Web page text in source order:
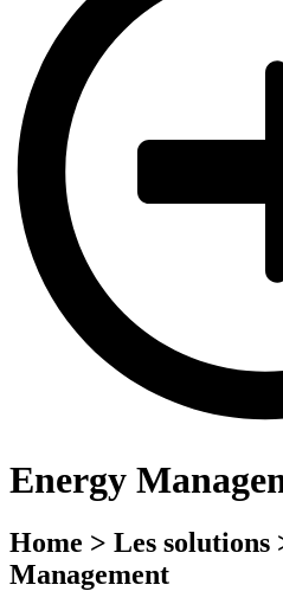
Energy
Home > Les solutions
Management